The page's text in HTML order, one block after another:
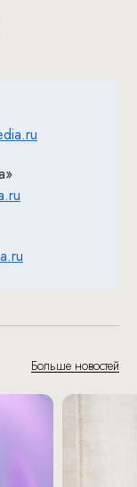
Больше новостей